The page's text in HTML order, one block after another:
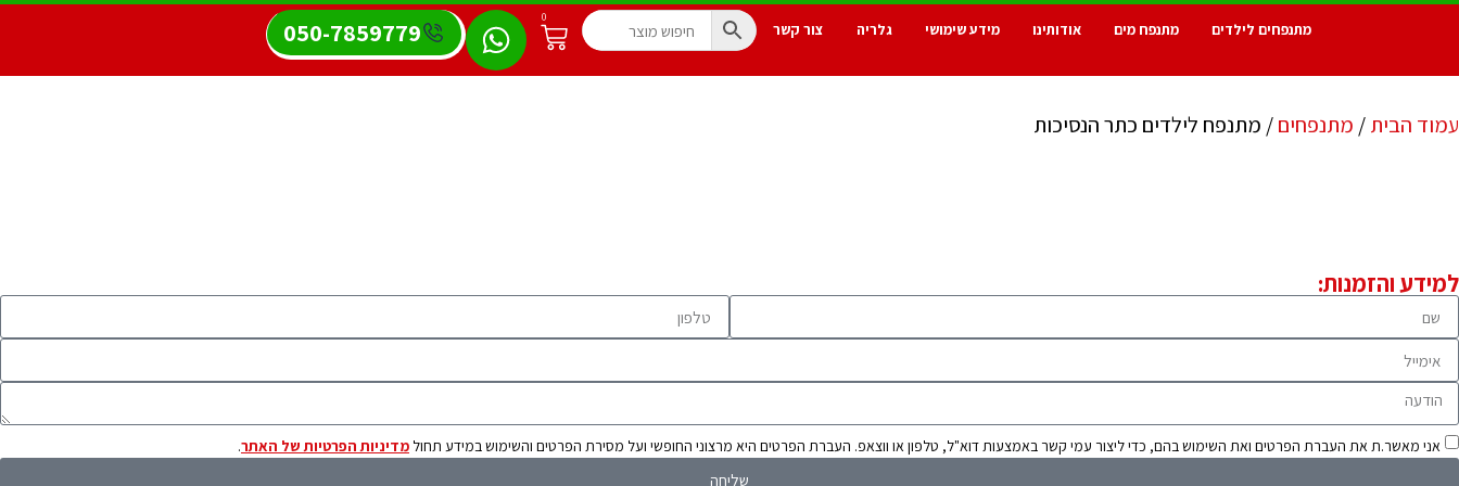
מתנפחים לילדים מתנפח מים אודותינו מידע שימושי גלריה צור קשר
0
050-7859779
עמוד הבית/ מתנפחים/ מתנפח לילדים כתר הנסיכות
למידע והזמנות:
אני מאשר.ת את העברת הפרטים ואת השימוש בהם, כדי ליצור עמי קשר באמצעות דוא"ל, טלפון או ווצאפ. העברת הפרטים היא מרצוני החופשי ועל מסירת הפרטים והשימוש במידע תחול מדיניות הפרטיות של האתר.
שליחה